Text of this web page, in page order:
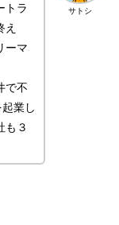
サトシ
トラ
え
ーマ
で不
業し
も３